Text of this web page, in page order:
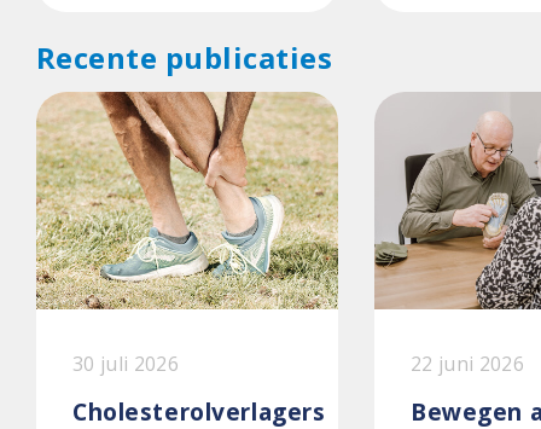
Recente publicaties
30 juli 2026
Cholesterolverlagers
22 juni 2026
Bewegen